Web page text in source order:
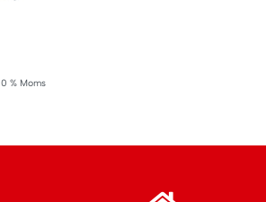
0 % Moms